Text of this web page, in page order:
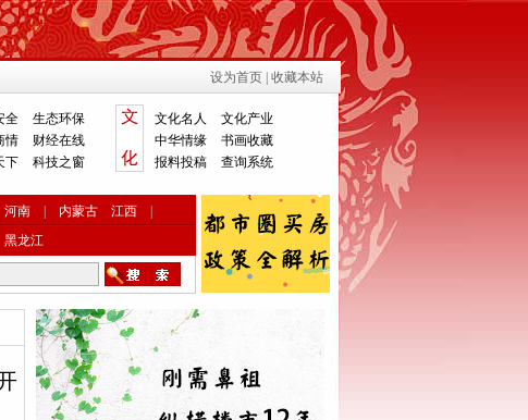
设为首页 收藏本站
全
生态环保
情
财经在线
下 科技之窗
文化名人
文化产业
中华情缘
书画收藏
报料投稿
查询系统
河南 内蒙古 江西
黑龙江